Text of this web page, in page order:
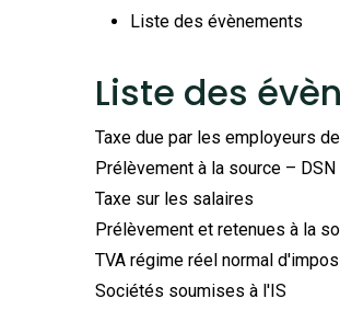
Liste des évènements
Liste des
Taxe due par les employeurs
Prélèvement à la source – DSN
Taxe sur les salaires
Prélèvement et retenues à la
TVA régime réel normal
Sociétés soumises à l'IS